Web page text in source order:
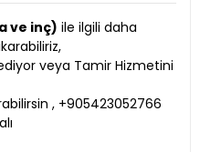
ve inç) ile ilgili daha
veya Tamir Hizmetini
, +905423052766